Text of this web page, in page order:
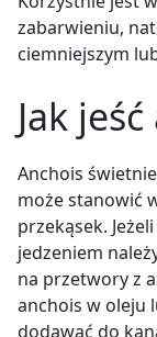
zabarwieniu,
ciemniejszym
Jak
Anchois
może stanowić
przekąsek.
jedzeniem
na przetwory z
anchois w oleju
dodawać do